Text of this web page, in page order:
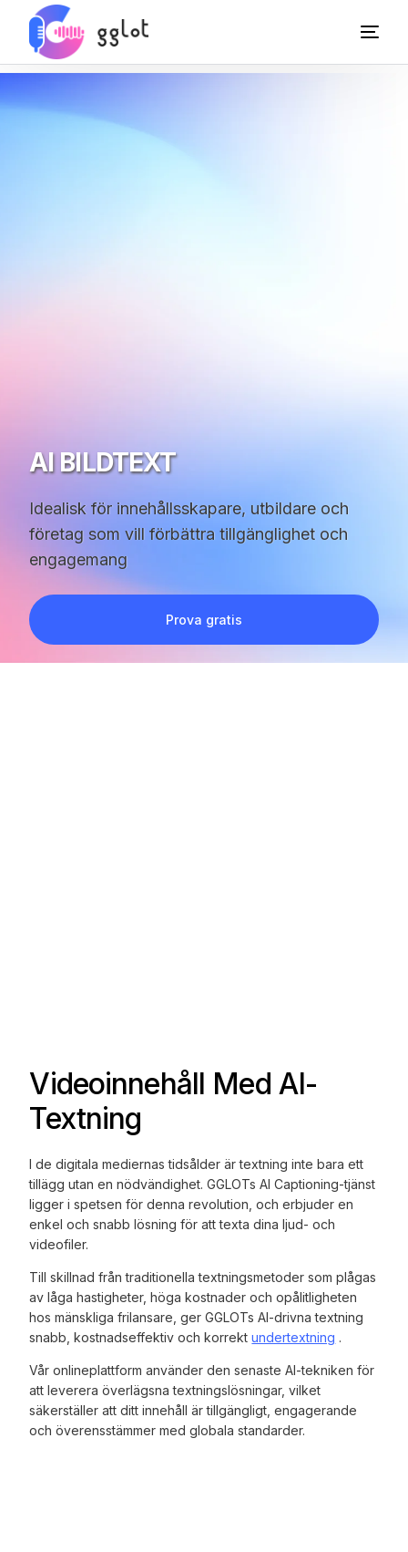
AI BILDTEXT
Idealisk för innehållsskapare, utbildare och
företag som vill förbättra tillgänglighet och
engagemang
Prova gratis
Videoinnehåll Med AI-
Textning
I de digitala mediernas tidsålder är textning inte bara ett
tillägg utan en nödvändighet. GGLOTs AI Captioning-tjänst
ligger i spetsen för denna revolution, och erbjuder en
enkel och snabb lösning för att texta dina ljud- och
videofiler.
Till skillnad från traditionella textningsmetoder som plågas
av låga hastigheter, höga kostnader och opålitligheten
hos mänskliga frilansare, ger GGLOTs AI-drivna textning
snabb, kostnadseffektiv och korrektundertextning .
Vår onlineplattform använder den senaste AI-tekniken för
att leverera överlägsna textningslösningar, vilket
säkerställer att ditt innehåll är tillgängligt, engagerande
och överensstämmer med globala standarder.